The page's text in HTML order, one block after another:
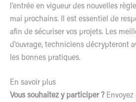
l’entrée en vigueur des nouvelles
mai prochains. Il est essentiel de
afin de sécuriser vos projets. Les
d’ouvrage, techniciens décrypteront
les bonnes pratiques.
En savoir plus
Vous souhaitez y participer ?